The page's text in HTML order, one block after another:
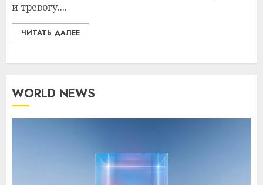
и тревогу....
ЧИТАТЬ ДАЛЕЕ
WORLD NEWS